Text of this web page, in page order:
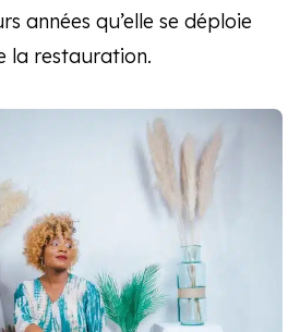
années qu’elle se déploie
la restauration.